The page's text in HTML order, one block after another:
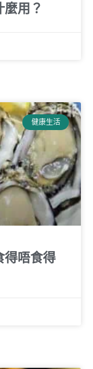
用？
健康生活
得唔食得